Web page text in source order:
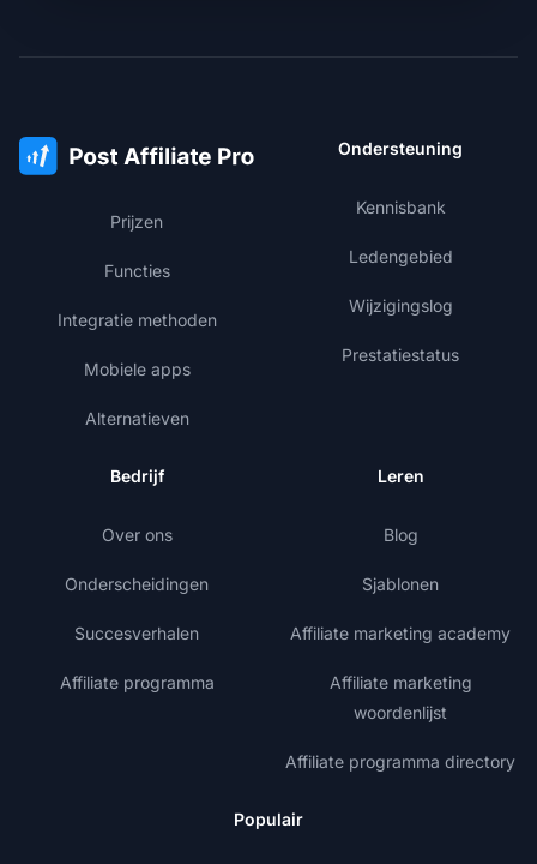
Prijzen
Functies
Integratie methoden
Mobiele apps
Alternatieven
Ondersteuning
Kennisbank
Ledengebied
Wijzigingslog
Prestatiestatus
Bedrijf
Over ons
Onderscheidingen
Succesverhalen
Affiliate programma
Leren
Blog
Sjablonen
Affiliate marketing academy
Affiliate marketing
woordenlijst
Affiliate programma directory
Populair